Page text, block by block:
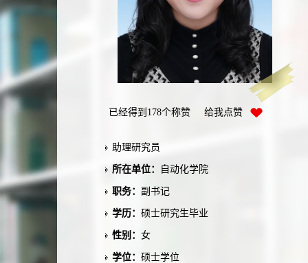
已经得到 178个称赞 给我点赞
助理研究员
所在单位： 自动化学院
职务： 副书记
学历： 硕士研究生毕业
性别： 女
学位： 硕士学位